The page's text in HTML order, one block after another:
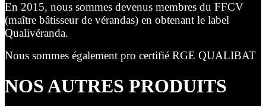
En 2015, nous sommes devenus membres du FFCV
(maître bâtisseur de vérandas) en obtenant le label
Qualivéranda.
Nous sommes également pro certifié RGE QUALIBAT
NOS AUTRES PRODUITS